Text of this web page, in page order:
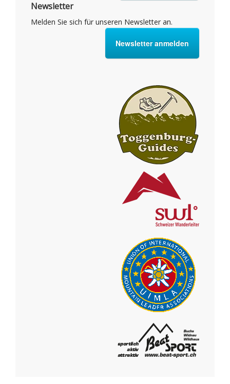
Newsletter
Melden Sie sich für unseren Newsletter an.
Newsletter anmelden